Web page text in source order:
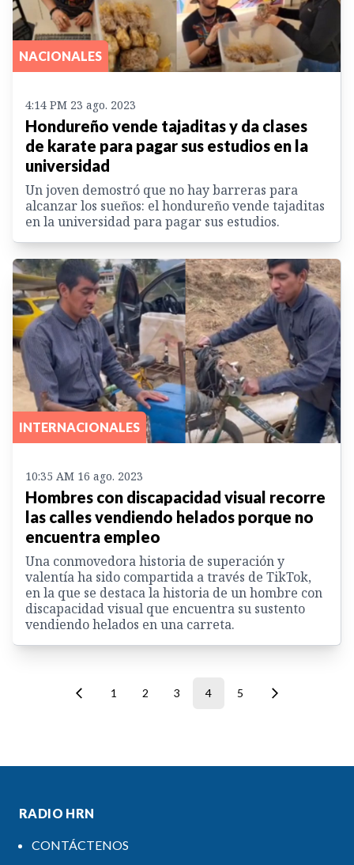
NACIONALES
4:14 PM 23 ago. 2023
Hondureño vende tajaditas y da clases
de karate para pagar sus estudios en la
universidad
Un joven demostró que no hay barreras para
alcanzar los sueños: el hondureño vende tajaditas
en la universidad para pagar sus estudios.
INTERNACIONALES
10:35 AM 16 ago. 2023
Hombres con discapacidad visual recorre
las calles vendiendo helados porque no
encuentra empleo
Una conmovedora historia de superación y
valentía ha sido compartida a través de TikTok,
en la que se destaca la historia de un hombre con
discapacidad visual que encuentra su sustento
vendiendo helados en una carreta.
1 2 3 4 5
RADIO HRN
CONTÁCTENOS